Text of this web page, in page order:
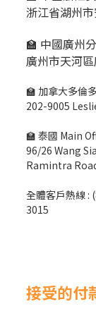
浙江省湖州
🏫 中國廣州
廣州市天河
🏫 加拿大多倫
202-9005
🏫 泰國 Main
96/26 Wang
Ramintra
全體客戶熱線 :
3015
接受的付